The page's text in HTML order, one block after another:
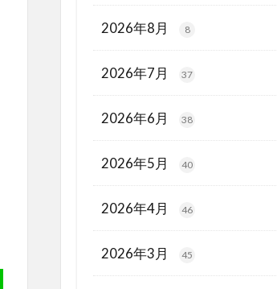
2026年8月 8
2026年7月 37
2026年6月 38
2026年5月 40
2026年4月 46
2026年3月 45